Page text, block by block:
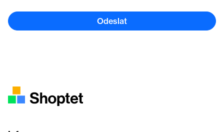
Odeslat